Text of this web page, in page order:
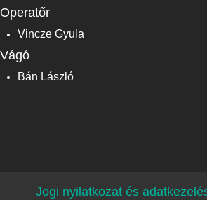
Operatőr
Vincze Gyula
Vágó
Bán László
Jogi nyilatkozat és